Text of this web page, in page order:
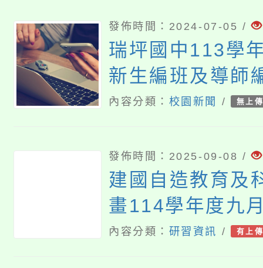
發佈時間：2024-07-05 /
瑞坪國中113學
新生編班及導師
告
內容分類： 校園新聞 / 無上
發佈時間：2025-09-08 /
建國自造教育及
畫114學年度九
能研習
內容分類： 研習資訊 / 有上